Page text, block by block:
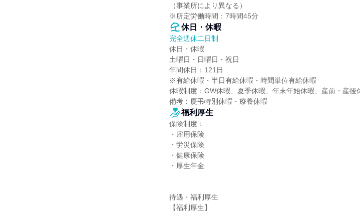
（事業所により異なる）
※所定労働時間：7時間45分
休日・休暇
完全週休二日制
休日・休暇
土曜日・日曜日・祝日
年間休日：121日
※有給休暇・半日有給休暇・時間単位有給休暇
休暇制度：GW休暇、夏季休暇、年末年始休暇、産前・産後
備考：慶弔特別休暇・療養休暇
福利厚生
保険制度：
・雇用保険
・労災保険
・健康保険
・厚生年金
待遇・福利厚生
【福利厚生】